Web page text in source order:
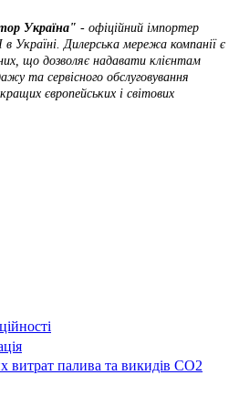
Україна" - офіційний імпортер
в Україні Дилерська мережа компанії є
що дозволяє надавати клієнтам
та сервісного обслуговування
кращих європейських і світових
витрат палива та викидів СО2